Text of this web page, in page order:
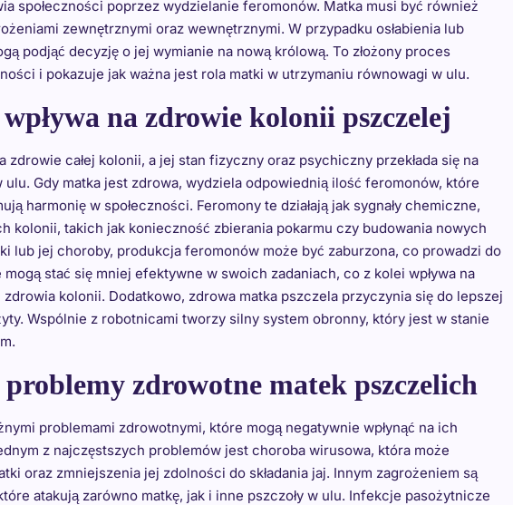
społeczności poprzez wydzielanie feromonów. Matka musi być również
zewnętrznymi oraz wewnętrznymi. W przypadku osłabienia lub
podjąć decyzję o jej wymianie na nową królową. To złożony proces
i pokazuje jak ważna jest rola matki w utrzymaniu równowagi w ulu.
na zdrowie kolonii pszczelej
zdrowie całej kolonii, a jej stan fizyczny oraz psychiczny przekłada się na
Gdy matka jest zdrowa, wydziela odpowiednią ilość feromonów, które
harmonię w społeczności. Feromony te działają jak sygnały chemiczne,
kolonii, takich jak konieczność zbierania pokarmu czy budowania nowych
lub jej choroby, produkcja feromonów może być zaburzona, co prowadzi do
stać się mniej efektywne w swoich zadaniach, co z kolei wpływa na
kolonii. Dodatkowo, zdrowa matka pszczela przyczynia się do lepszej
Wspólnie z robotnicami tworzy silny system obronny, który jest w stanie
problemy zdrowotne matek pszczelich
problemami zdrowotnymi, które mogą negatywnie wpłynąć na ich
z najczęstszych problemów jest choroba wirusowa, która może
oraz zmniejszenia jej zdolności do składania jaj. Innym zagrożeniem są
atakują zarówno matkę, jak i inne pszczoły w ulu. Infekcje pasożytnicze